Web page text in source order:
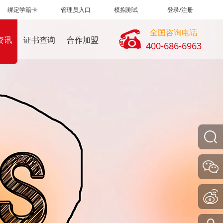
绑定学籍卡 管理员入口 模拟测试 登录/注册
讯 证书查询 合作加盟
全国咨询电话
400-686-6963